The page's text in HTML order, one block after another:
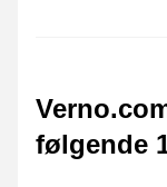
følgende